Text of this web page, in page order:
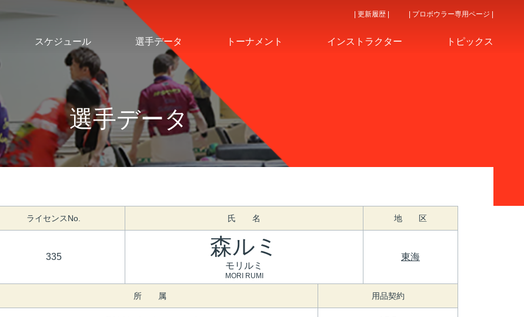
スケジュール 選手データ トーナメント インストラクター トピックス
| 更新履歴 | | プロボウラー専用ページ |
選手データ
ライセンスNo. 氏 名 地 区
335 森ルミ
モリルミ
MORI RUMI
東海
所 属 用品契約